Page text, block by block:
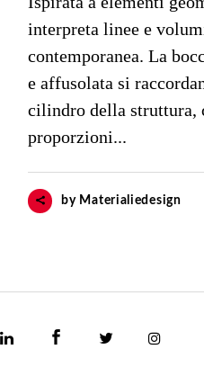
interpreta linee e
contemporanea. La
e affusolata si
cilindro della struttura,
proporzioni...
by Materialiedesign